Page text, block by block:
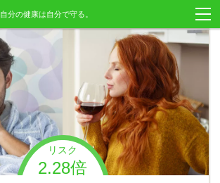
リスク
2.28倍
自分の健康は自分で守る。